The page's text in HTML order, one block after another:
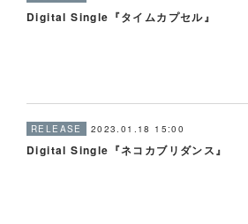
Digital Single『タイムカプセル』
RELEASE 2023.01.18 15:00
Digital Single『ネコカブリダンス』